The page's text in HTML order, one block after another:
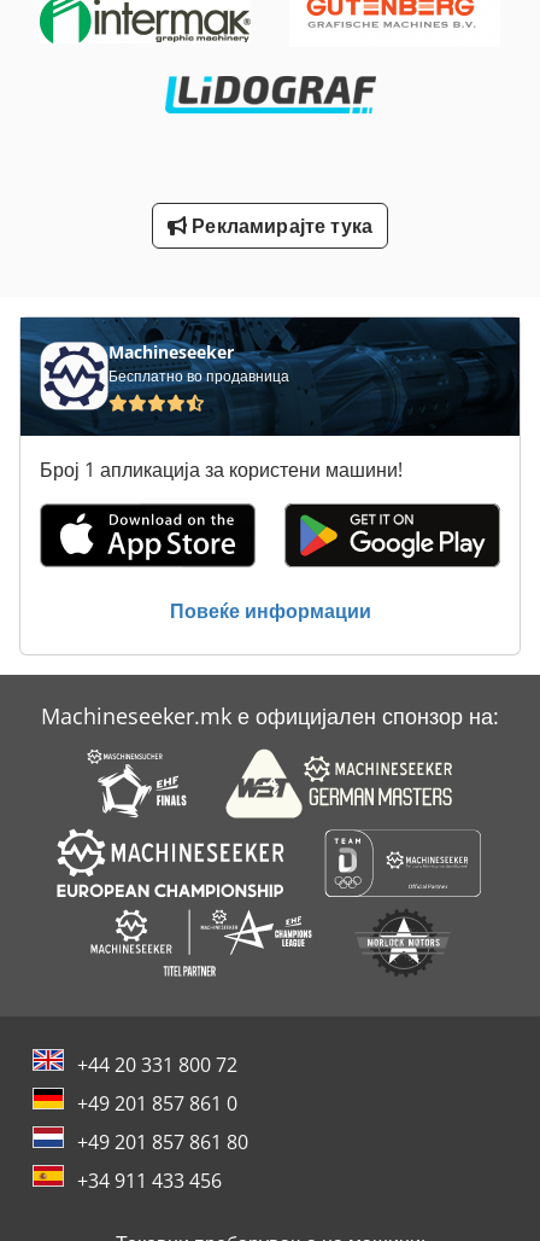
Off-Road Автомобили
Вклучување Господар Профит 2
Статистика На Ent
Тк Градите
Рекламирајте тука
Machineseeker
Бесплатно во продавница
Број 1 апликација за користени машини!
Повеќе информации
Machineseeker.mk е официјален спонзор на:
+44 20 331 800 72
+49 201 857 861 0
+49 201 857 861 80
+34 911 433 456